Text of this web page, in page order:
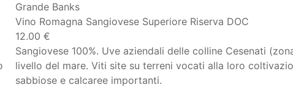
Grande Banks
Vino Romagna Sangiovese Superiore Riserva DOC
12.00 €
Sangiovese 100%. Uve aziendali delle colline Cesenati
livello del mare. Viti site su terreni vocati alla loro
sabbiose e calcaree importanti.